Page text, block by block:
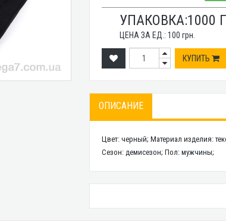
УПАКОВКА:1000
ЦЕНА ЗА ЕД.:100 грн.
КУПИТЬ
ОПИСАНИЕ
Цвет: черный; Материал изделия:
Сезон: демисезон; Пол: мужчины;